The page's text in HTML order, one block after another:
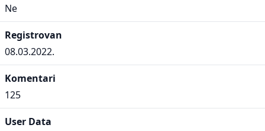
Ne
Registrovan
08.03.2022.
Komentari
125
User Data